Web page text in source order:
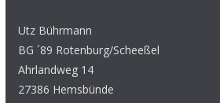
Utz Bührmann
BG ´89 Rotenburg/Scheeßel
Ahrlandweg 14
27386 Hemsbünde